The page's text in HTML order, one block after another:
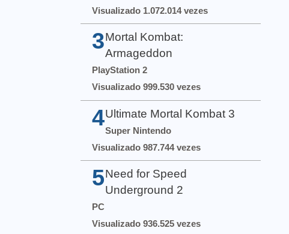
Visualizado 1.072.014 vezes
3 Mortal Kombat:
Armageddon
PlayStation 2
Visualizado 999.530 vezes
4 Ultimate Mortal Kombat 3
Super Nintendo
Visualizado 987.744 vezes
5 Need for Speed
Underground 2
PC
Visualizado 936.525 vezes